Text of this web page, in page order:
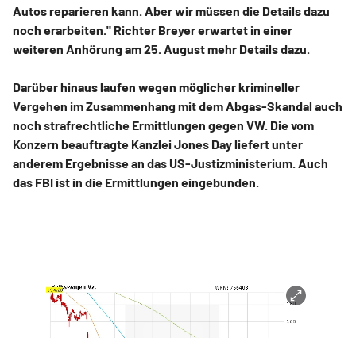
Autos reparieren kann. Aber wir müssen die Details dazu
noch erarbeiten." Richter Breyer erwartet in einer
weiteren Anhörung am 25. August mehr Details dazu.
Darüber hinaus laufen wegen möglicher krimineller
Vergehen im Zusammenhang mit dem Abgas-Skandal auch
noch strafrechtliche Ermittlungen gegen VW. Die vom
Konzern beauftragte Kanzlei Jones Day liefert unter
anderem Ergebnisse an das US-Justizministerium. Auch
das FBI ist in die Ermittlungen eingebunden.